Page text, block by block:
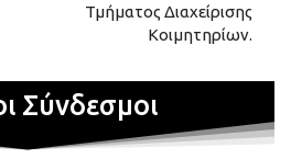
Τμήματος Διαχείρισης
Κοιμητηρίων.
Σύνδεσμοι